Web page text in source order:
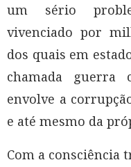
um sério
vivenciado por
dos quais em
chamada guerra
envolve a
e até mesmo da
Com a consciência